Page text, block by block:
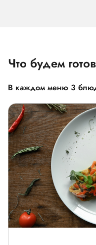
Что будем
В каждом меню 3